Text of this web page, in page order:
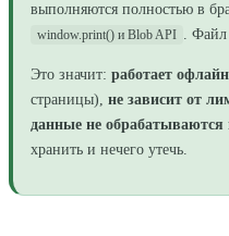
выполняются полностью в
window.print() и Blob API . Файл
Это значит: работает офлайн
страницы), не зависит от
данные не обрабатываются
хранить и нечего утечь.